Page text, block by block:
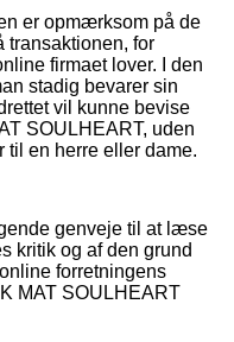
er opmærksom på de
transaktionen, for
firmaet lover. I den
stadig bevarer sin
vil kunne bevise
SOULHEART, uden
til en herre eller dame.
genveje til at læse
kritik og af den grund
forretningens
MAT SOULHEART